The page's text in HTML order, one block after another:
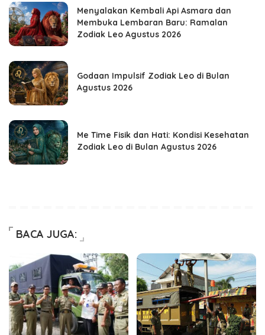
Menyalakan Kembali Api Asmara dan
Membuka Lembaran Baru: Ramalan
Zodiak Leo Agustus 2026
Godaan Impulsif Zodiak Leo di Bulan
Agustus 2026
Me Time Fisik dan Hati: Kondisi Kesehatan
Zodiak Leo di Bulan Agustus 2026
BACA JUGA: